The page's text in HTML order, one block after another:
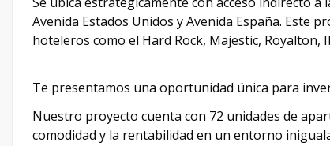
Avenida Estados Unidos y Avenida España. Este
hoteleros como el Hard Rock, Majestic, Royalton,
Te presentamos una oportunidad única para
Nuestro proyecto cuenta con 72 unidades de
comodidad y la rentabilidad en un entorno